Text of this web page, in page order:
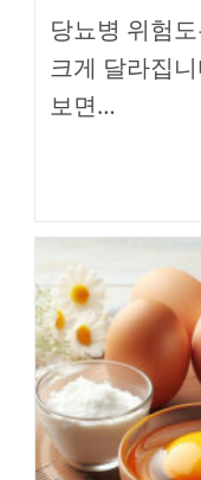
당뇨병 위험
크게 달라집
보면…